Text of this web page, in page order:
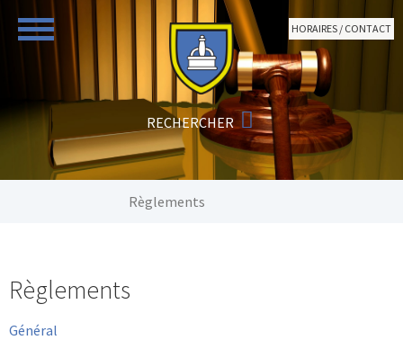
Aller au contenu principal
HORAIRES / CONTACT
Règlements
Règlements
Général